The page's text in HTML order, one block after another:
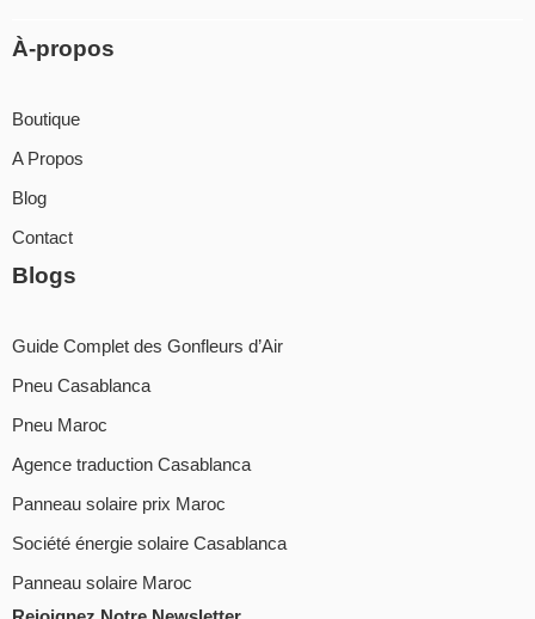
À-propos
Boutique
A Propos
Blog
Contact
Blogs
Guide Complet des Gonfleurs d’Air
Pneu Casablanca
Pneu Maroc
Agence traduction Casablanca
Panneau solaire prix Maroc
Société énergie solaire Casablanca
Panneau solaire Maroc